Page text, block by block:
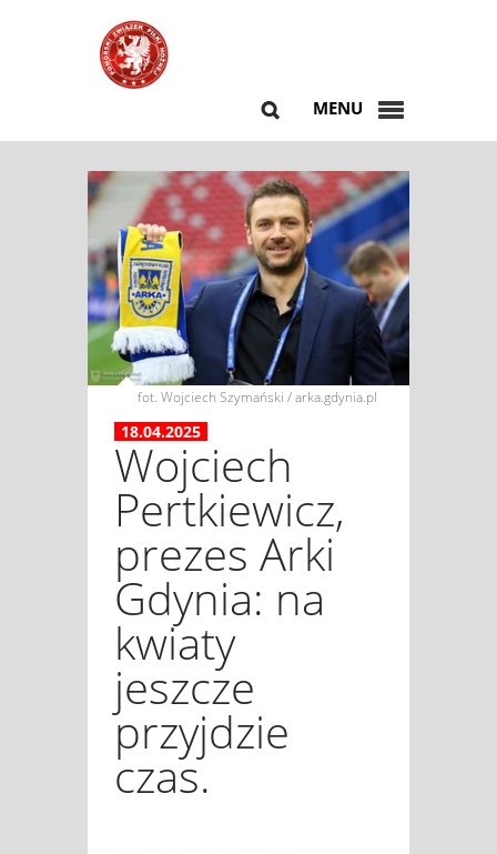
MENU
fot. Wojciech Szymański / arka.gdynia.pl
18.04.2025
Wojciech
Pertkiewicz,
prezes Arki
Gdynia: na
kwiaty
jeszcze
przyjdzie
czas.